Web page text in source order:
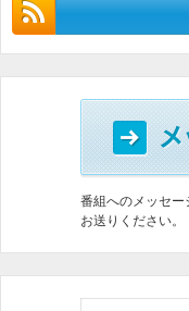
番組へのメッセー
お送りください。